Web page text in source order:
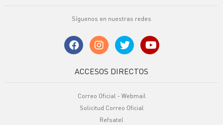
Síguenos en nuestras redes
ACCESOS DIRECTOS
Correo Oficial - Webmail
Solicitud Correo Oficial
Refsatel